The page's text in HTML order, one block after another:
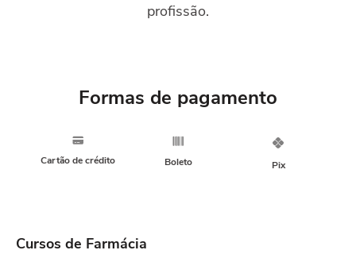
profissão.
Formas de pagamento
Cartão de crédito Boleto Pix
Cursos de Farmácia